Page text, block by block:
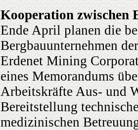
Kooperation zwischen
Ende April planen die
Bergbauunternehmen
Erdenet Mining
eines Memorandums
Arbeitskräfte Aus- und
Bereitstellung
medizinischen